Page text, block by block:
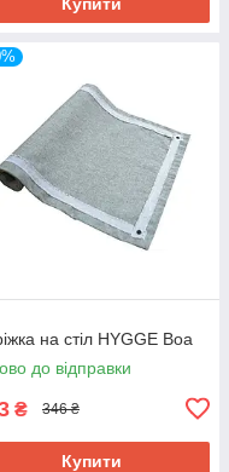
на стіл HYGGE Boa
до відправки
₴ 346 ₴
Купити